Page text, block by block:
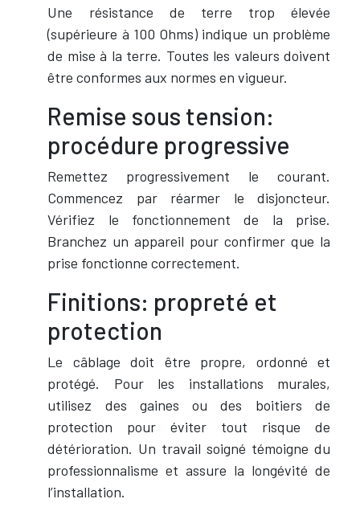
Une résistance de terre trop élevée
(supérieure à 100 Ohms) indique un problème
de mise à la terre. Toutes les valeurs doivent
être conformes aux normes en vigueur.
Remise sous tension:
procédure progressive
Remettez progressivement le courant.
Commencez par réarmer le disjoncteur.
Vérifiez le fonctionnement de la prise.
Branchez un appareil pour confirmer que la
prise fonctionne correctement.
Finitions: propreté et
protection
Le câblage doit être propre, ordonné et
protégé. Pour les installations murales,
utilisez des gaines ou des boitiers de
protection pour éviter tout risque de
détérioration. Un travail soigné témoigne du
professionnalisme et assure la longévité de
l’installation.